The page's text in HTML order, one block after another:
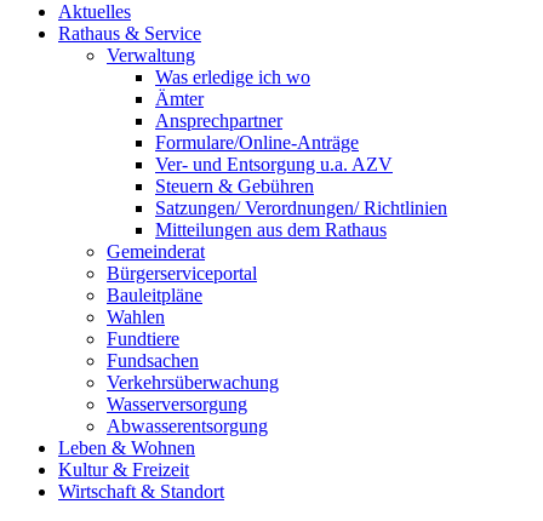
Aktuelles
Rathaus & Service
Verwaltung
Was erledige ich wo
Ämter
Ansprechpartner
Formulare/Online-Anträge
Ver- und Entsorgung u.a. AZV
Steuern & Gebühren
Satzungen/ Verordnungen/ Richtlinien
Mitteilungen aus dem Rathaus
Gemeinderat
Bürgerserviceportal
Bauleitpläne
Wahlen
Fundtiere
Fundsachen
Verkehrsüberwachung
Wasserversorgung
Abwasserentsorgung
Leben & Wohnen
Kultur & Freizeit
Wirtschaft & Standort